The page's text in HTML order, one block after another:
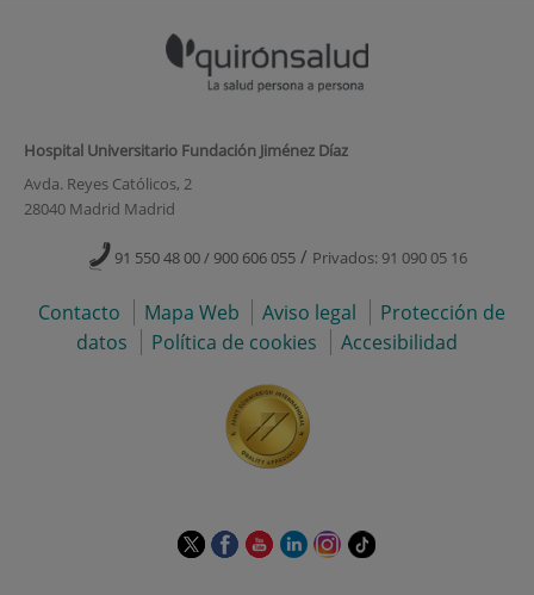
Hospital Universitario Fundación Jiménez Díaz
Avda. Reyes Católicos, 2
28040 Madrid Madrid
91 550 48 00 / 900 606 055 / Privados: 91 090 05 16
Contacto Mapa Web Aviso legal
Protección de
datos
Política de cookies Accesibilidad
EsteEsteEsteEsteEsteEnlace